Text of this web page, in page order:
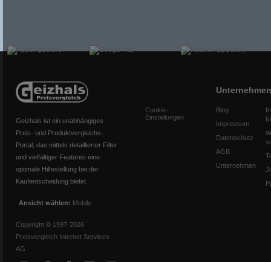
Geizhals ist ein unabhängiges
Preis- und Produktvergleichs-
Portal, das mittels detaillierter Filter
und vielfältiger Features eine
optimale Hilfestellung bei der
Kaufentscheidung bietet.
Ansicht wählen: Mobile
Copyright © 1997-2026
Preisvergleich Internet Services
AG
Cookie-
Einstellungen
Unternehmen
Blog
Impressum
Datenschutz
AGB
Unternehmen